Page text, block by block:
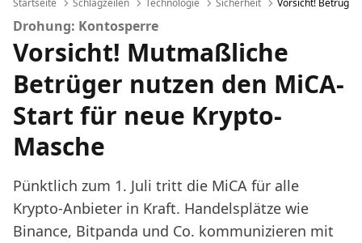
Startseite Schlagzeilen Technologie Sicherheit Vorsicht!
Drohung: Kontosperre
Vorsicht! Mutmaßliche
Betrüger nutzen den MiCA-
Start für neue Krypto-
Masche
Pünktlich zum 1. Juli tritt die MiCA für alle
Krypto-Anbieter in Kraft. Handelsplätze wie
Binance, Bitpanda und Co. kommunizieren mit